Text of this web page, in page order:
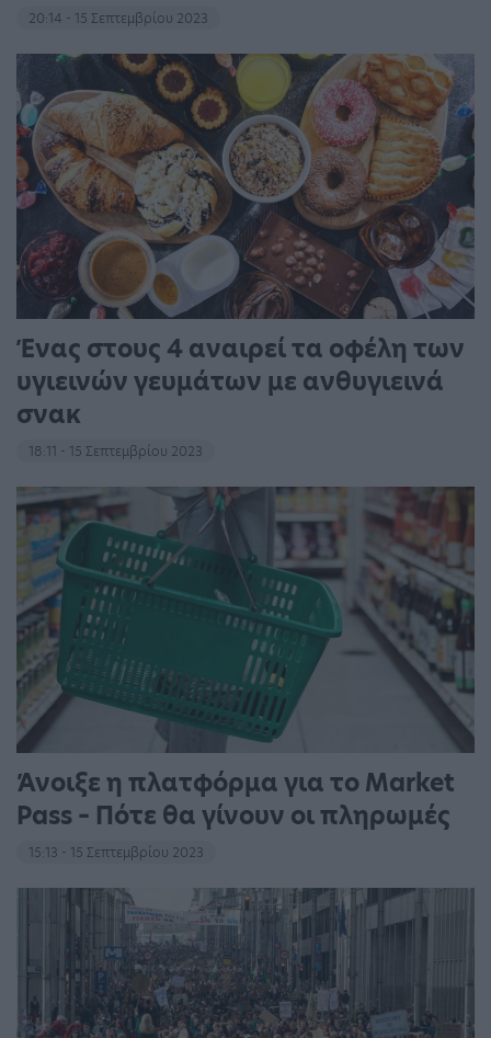
20:14 - 15 Σεπτεμβρίου 2023
Ένας στους 4 αναιρεί τα οφέλη των
υγιεινών γευμάτων με ανθυγιεινά
σνακ
18:11 - 15 Σεπτεμβρίου 2023
Άνοιξε η πλατφόρμα για το Market
Pass – Πότε θα γίνουν οι πληρωμές
15:13 - 15 Σεπτεμβρίου 2023